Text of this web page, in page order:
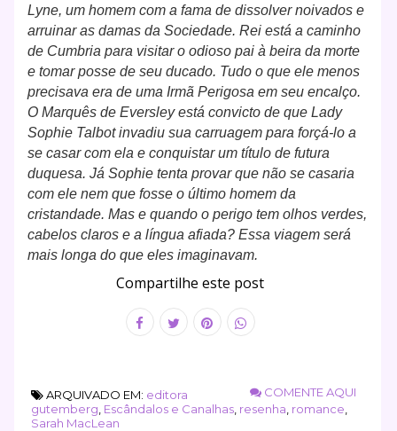
Lyne, um homem com a fama de dissolver noivados e
arruinar as damas da Sociedade. Rei está a caminho
de Cumbria para visitar o odioso pai à beira da morte
e tomar posse de seu ducado. Tudo o que ele menos
precisava era de uma Irmã Perigosa em seu encalço.
O Marquês de Eversley está convicto de que Lady
Sophie Talbot invadiu sua carruagem para forçá-lo a
se casar com ela e conquistar um título de futura
duquesa. Já Sophie tenta provar que não se casaria
com ele nem que fosse o último homem da
cristandade. Mas e quando o perigo tem olhos verdes,
cabelos claros e a língua afiada? Essa viagem será
mais longa do que eles imaginavam.
Compartilhe este post
COMENTE AQUI
ARQUIVADO EM: editora
gutemberg Escândalos e Canalhas, resenha romance
Sarah MacLean